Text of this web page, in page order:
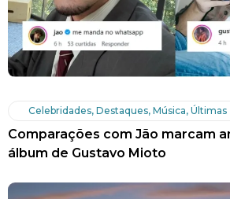
Celebridades, Destaques, Música, Últimas
Comparações com Jão marcam
álbum de Gustavo Mioto